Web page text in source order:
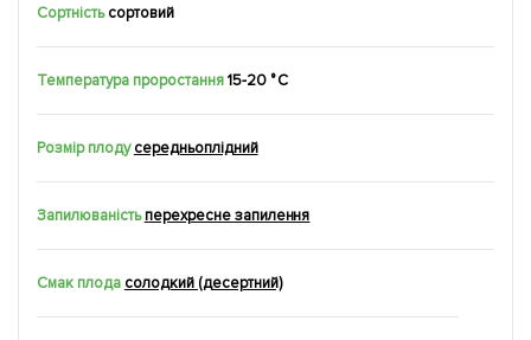
Сортність сортовий
Температура проростання 15-20 ° С
Розмір плоду середньоплідний
Запилюваність перехресне запилення
Смак плода солодкий (десертний)